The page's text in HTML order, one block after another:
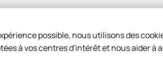
possible, nous utilisons des
à vos centres d'intérêt et nous aider